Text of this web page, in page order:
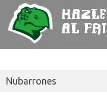
Nubarrones